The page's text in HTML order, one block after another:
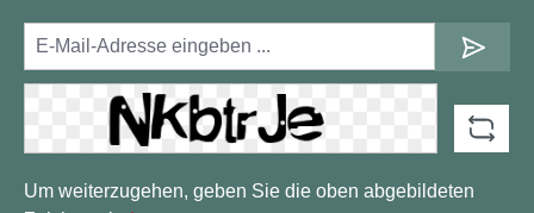
Um weiterzugehen, geben Sie die oben abgebildeten